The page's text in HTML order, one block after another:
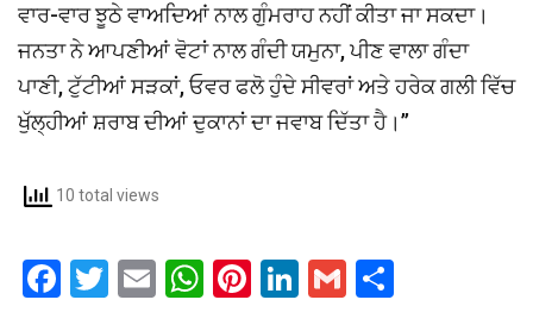
ਵਾਰ-ਵਾਰ ਝੂਠੇ ਵਾਅਦਿਆਂ ਨਾਲ ਗੁੰਮਰਾਹ ਨਹੀਂ ਕੀਤਾ ਜਾ ਸਕਦਾ।
ਜਨਤਾ ਨੇ ਆਪਣੀਆਂ ਵੋਟਾਂ ਨਾਲ ਗੰਦੀ ਯਮੁਨਾ, ਪੀਣ ਵਾਲਾ ਗੰਦਾ
ਪਾਣੀ, ਟੁੱਟੀਆਂ ਸੜਕਾਂ, ਓਵਰ ਫਲੋ ਹੁੰਦੇ ਸੀਵਰਾਂ ਅਤੇ ਹਰੇਕ ਗਲੀ ਵਿੱਚ
ਖੁੱਲ੍ਹੀਆਂ ਸ਼ਰਾਬ ਦੀਆਂ ਦੁਕਾਨਾਂ ਦਾ ਜਵਾਬ ਦਿੱਤਾ ਹੈ।’’
10 total views
F
T
E
W
Pi
Li
G